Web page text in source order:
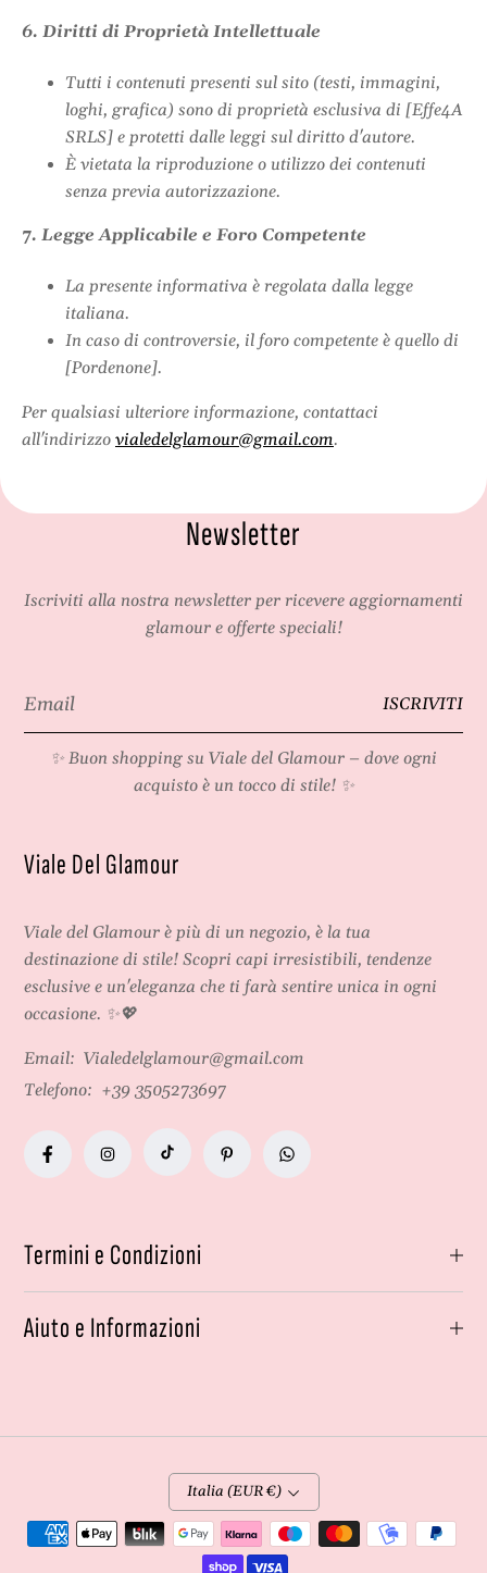
6. Diritti di Proprietà Intellettuale
Tutti i contenuti presenti sul sito (testi, immagini,
loghi, grafica) sono di proprietà esclusiva di [Effe4A
SRLS] e protetti dalle leggi sul diritto d'autore.
È vietata la riproduzione o utilizzo dei contenuti
senza previa autorizzazione.
7. Legge Applicabile e Foro Competente
La presente informativa è regolata dalla legge
italiana.
In caso di controversie, il foro competente è quello di
[Pordenone].
Per qualsiasi ulteriore informazione, contattaci
all'indirizzo vialedelglamour@gmail.com.
Newsletter
Iscriviti alla nostra newsletter per ricevere aggiornamenti
glamour e offerte speciali!
ISCRIVITI
✨ Buon shopping su Viale del Glamour – dove ogni
acquisto è un tocco di stile! ✨
Viale Del Glamour
Viale del Glamour è più di un negozio, è la tua
destinazione di stile! Scopri capi irresistibili, tendenze
esclusive e un'eleganza che ti farà sentire unica in ogni
occasione. ✨💖
Email: Vialedelglamour@gmail.com
Telefono: +39 3505273697
Termini e Condizioni
Aiuto e Informazioni
Italia (EUR €)
Metodi